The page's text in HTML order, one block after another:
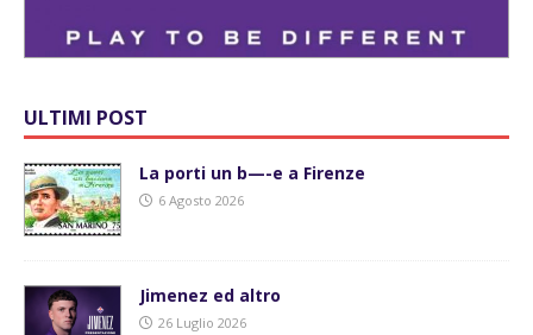
ULTIMI POST
La porti un b—-e a Firenze
6 Agosto 2026
Jimenez ed altro
26 Luglio 2026